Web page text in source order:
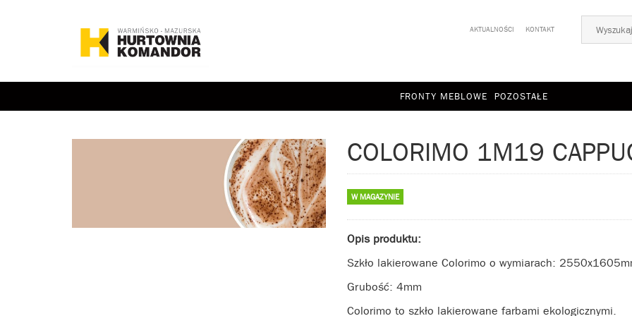
AKTUALNOŚCI KONTAKT
FRONTY MEBLOWE POZOSTAŁE
COLORIMO 1M19
W MAGAZYNIE
Opis produktu:
Szkło lakierowane Colorimo o wymiarach:
Grubość: 4mm
Colorimo to szkło lakierowane farbami ekologicznymi.